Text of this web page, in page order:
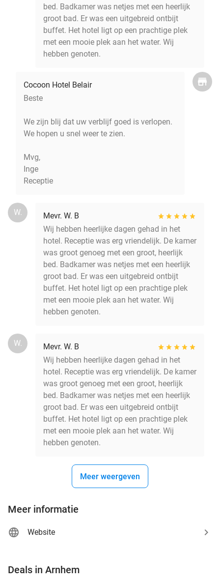
bed. Badkamer was netjes met een heerlijk
groot bad. Er was een uitgebreid ontbijt
buffet. Het hotel ligt op een prachtige plek
met een mooie plek aan het water. Wij
hebben genoten.
Cocoon Hotel Belair
Beste
We zijn blij dat uw verblijf goed is verlopen.
We hopen u snel weer te zien.
Mvg,
Inge
Receptie
W.
Mevr. W. B
Wij hebben heerlijke dagen gehad in het
hotel. Receptie was erg vriendelijk. De kamer
was groot genoeg met een groot, heerlijk
bed. Badkamer was netjes met een heerlijk
groot bad. Er was een uitgebreid ontbijt
buffet. Het hotel ligt op een prachtige plek
met een mooie plek aan het water. Wij
hebben genoten.
W.
Mevr. W. B
Wij hebben heerlijke dagen gehad in het
hotel. Receptie was erg vriendelijk. De kamer
was groot genoeg met een groot, heerlijk
bed. Badkamer was netjes met een heerlijk
groot bad. Er was een uitgebreid ontbijt
buffet. Het hotel ligt op een prachtige plek
met een mooie plek aan het water. Wij
hebben genoten.
Meer weergeven
Meer informatie
Website
Deals in Arnhem